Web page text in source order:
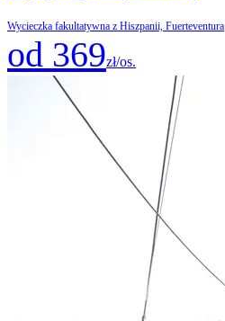
Wycieczka fakultatywna z Hiszpanii, Fuerteventura
od 369zł/os.